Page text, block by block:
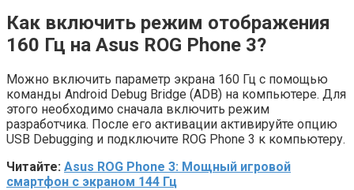
Как включить режим отображения
160 Гц на Asus ROG Phone 3?
Можно включить параметр экрана 160 Гц с помощью
команды Android Debug Bridge (ADB) на компьютере. Для
этого необходимо сначала включить режим
разработчика. После его активации активируйте опцию
USB Debugging и подключите ROG Phone 3 к компьютеру.
Читайте: Asus ROG Phone 3: Мощный игровой
смартфон с экраном 144 Гц